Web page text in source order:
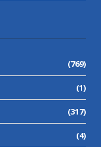
(769)
(1)
(317)
(4)